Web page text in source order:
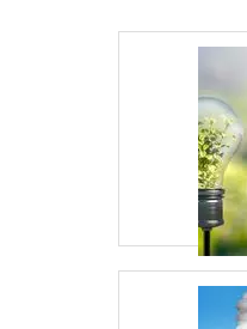
É
CONECTORES
Embora os
uma única
forem
COMO
NA